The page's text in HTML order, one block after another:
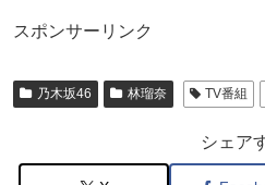
スポンサーリンク
乃木坂46 林瑠奈 TV番組
シェア